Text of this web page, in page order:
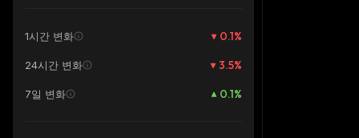
1시간 변화 0.1%
24시간 변화 3.5%
7일 변화 0.1%